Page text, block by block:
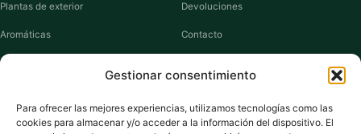
Gestionar consentimiento
Para ofrecer las mejores experiencias, utilizamos tecnologías como las
cookies para almacenar y/o acceder a la información del dispositivo. El
Plantas de exterior
Aromáticas
Suculentas
Devoluciones
Contacto
VIVERO PLANTAS